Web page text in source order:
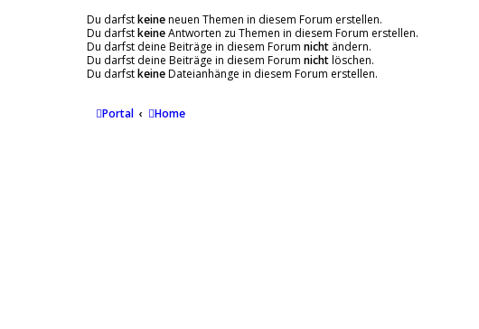
Du darfstkeineneuen Themen in diesem Forum erstellen.
Du darfstkeineAntworten zu Themen in diesem Forum erstellen.
Du darfst deine Beiträge in diesem Forum nicht ändern.
Du darfst deine Beiträge in diesem Forum nichtlöschen.
Du darfstkeineDateianhänge in diesem Forum erstellen.
Portal Home